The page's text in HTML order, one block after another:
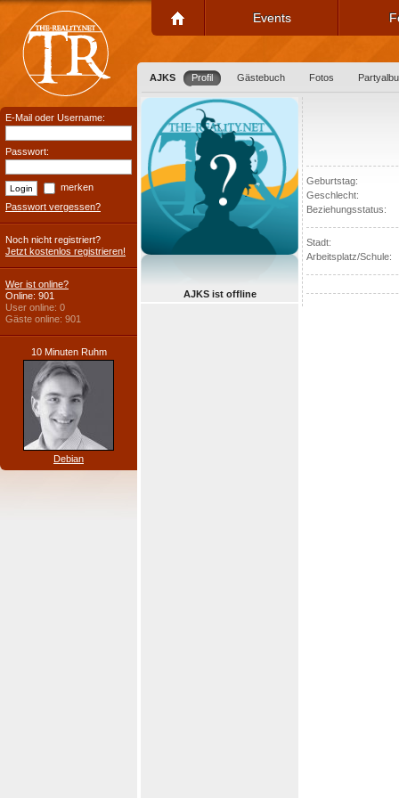
Events
AJKS Profil Gästebuch Fotos
AJKS ist offline
Geburtstag:
Geschlecht:
Beziehungsstatus:
Stadt:
Arbeitsplatz/Schule:
E-Mail oder Username:
Passwort:
merken
Passwort vergessen?
Noch nicht registriert?
Jetzt kostenlos registrieren!
Wer ist online?
Online: 901
User online: 0
Gäste online: 901
10 Minuten Ruhm
Debian